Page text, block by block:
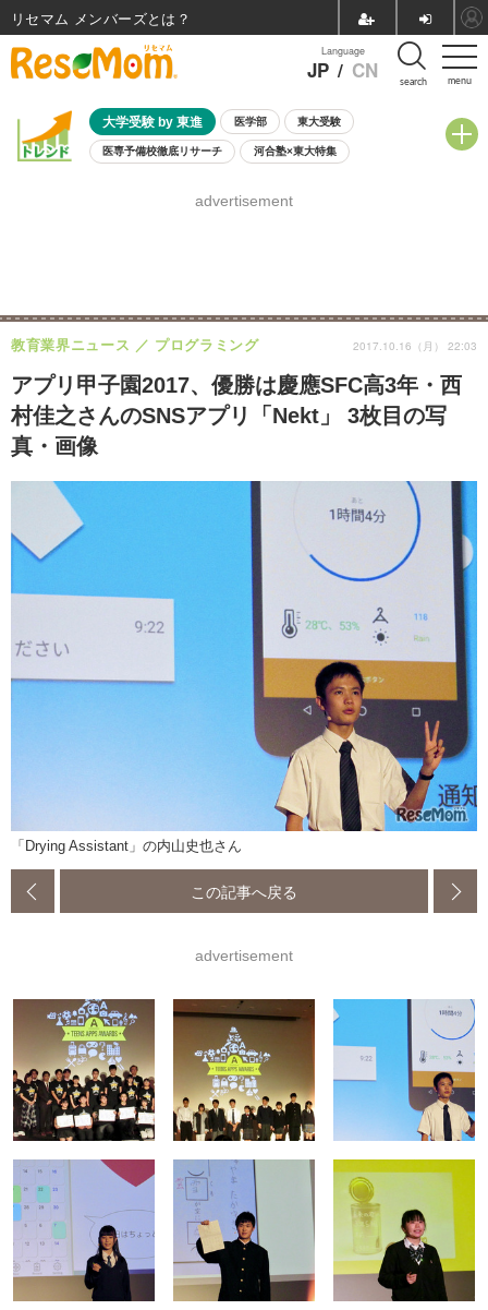
menu
Language
JP / CN search
大学受験 by 東進 医学部 東大受験
医専予備校徹底リサーチ 河合塾×東大特集
8月開催学校説明会・相談会
advertisement
アプリ甲子園2017、優勝は慶應SFC高3年・西
村佳之さんのSNSアプリ「Nekt」 3枚目の写
真・画像
教育業界ニュース プログラミング 2017.10.16（月） 22:03
「Drying Assistant」の内山史也さん
この記事へ戻る
advertisement
リセマム メンバーズ